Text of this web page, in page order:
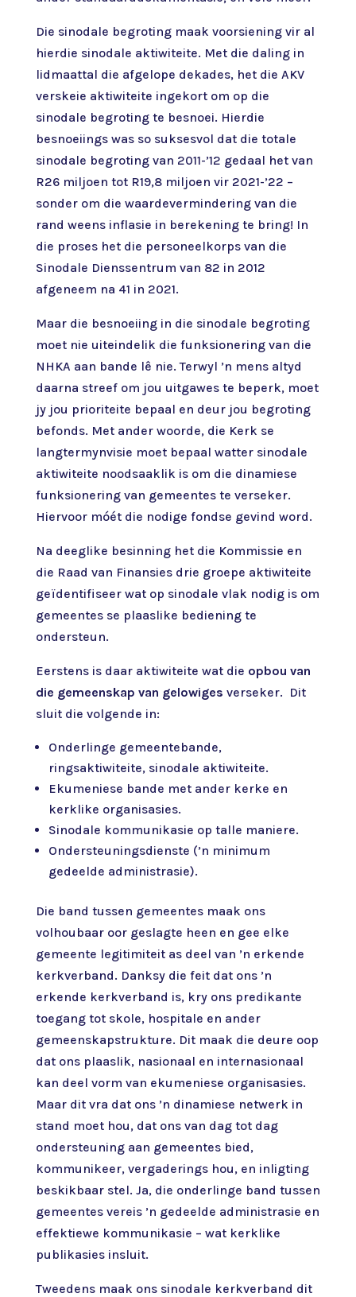
Die sinodale begroting maak voorsiening vir al
hierdie sinodale aktiwiteite. Met die daling in
lidmaattal die afgelope dekades, het die AKV
verskeie aktiwiteite ingekort om op die
sinodale begroting te besnoei. Hierdie
besnoeiings was so suksesvol dat die totale
sinodale begroting van 2011-’12 gedaal het van
R26 miljoen tot R19,8 miljoen vir 2021-’22 –
sonder om die waardevermindering van die
rand weens inflasie in berekening te bring! In
die proses het die personeelkorps van die
Sinodale Dienssentrum van 82 in 2012
afgeneem na 41 in 2021.
Maar die besnoeiing in die sinodale begroting
moet nie uiteindelik die funksionering van die
NHKA aan bande lê nie. Terwyl ’n mens altyd
daarna streef om jou uitgawes te beperk, moet
jy jou prioriteite bepaal en deur jou begroting
befonds. Met ander woorde, die Kerk se
langtermynvisie moet bepaal watter sinodale
aktiwiteite noodsaaklik is om die dinamiese
funksionering van gemeentes te verseker.
Hiervoor móét die nodige fondse gevind word.
Na deeglike besinning het die Kommissie en
die Raad van Finansies drie groepe aktiwiteite
geïdentifiseer wat op sinodale vlak nodig is om
gemeentes se plaaslike bediening te
ondersteun.
Eerstens is daar aktiwiteite wat die opbou van
die gemeenskap van gelowiges verseker. Dit
sluit die volgende in:
Onderlinge gemeentebande,
ringsaktiwiteite, sinodale aktiwiteite.
Ekumeniese bande met ander kerke en
kerklike organisasies.
Sinodale kommunikasie op talle maniere.
Ondersteuningsdienste (’n minimum
gedeelde administrasie).
Die band tussen gemeentes maak ons
volhoubaar oor geslagte heen en gee elke
gemeente legitimiteit as deel van ’n erkende
kerkverband. Danksy die feit dat ons ’n
erkende kerkverband is, kry ons predikante
toegang tot skole, hospitale en ander
gemeenskapstrukture. Dit maak die deure oop
dat ons plaaslik, nasionaal en internasionaal
kan deel vorm van ekumeniese organisasies.
Maar dit vra dat ons ’n dinamiese netwerk in
stand moet hou, dat ons van dag tot dag
ondersteuning aan gemeentes bied,
kommunikeer, vergaderings hou, en inligting
beskikbaar stel. Ja, die onderlinge band tussen
gemeentes vereis ’n gedeelde administrasie en
effektiewe kommunikasie – wat kerklike
publikasies insluit.
Tweedens maak ons sinodale kerkverband dit